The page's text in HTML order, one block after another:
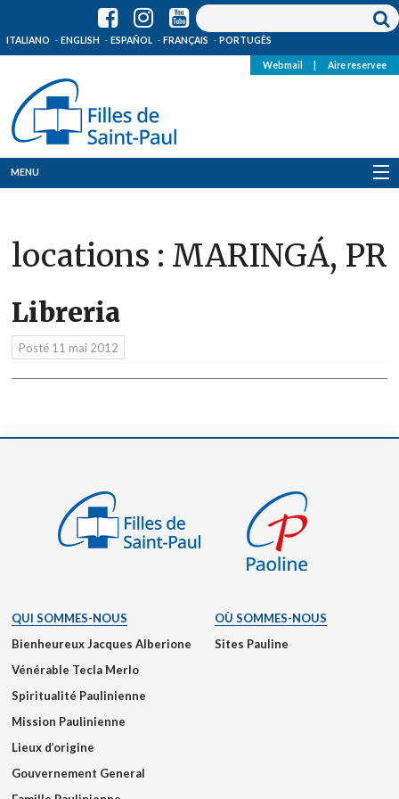
ITALIANO ENGLISH ESPAÑOL FRANÇAIS PORTUGÊS
Webmail Aire reservee
MENU
Où sommes-nous
Ressources
Media
locations : MARINGÁ, PR
Libreria
Posté 11 mai 2012
QUI SOMMES-NOUS
Bienheureux Jacques Alberione
Vénérable Tecla Merlo
Spiritualité Paulinienne
Mission Paulinienne
Lieux d’origine
Gouvernement General
OÙ SOMMES-NOUS
Sites Pauline